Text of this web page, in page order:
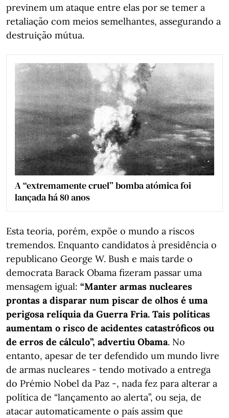
previnem um ataque entre elas por se temer a
retaliação com meios semelhantes, assegurando a
destruição mútua.
A “extremamente cruel” bomba atómica foi
lançada há 80 anos
Esta teoria, porém, expõe o mundo a riscos
tremendos. Enquanto candidatos à presidência o
republicano George W. Bush e mais tarde o
democrata Barack Obama fizeram passar uma
mensagem igual: “Manter armas nucleares
prontas a disparar num piscar de olhos é uma
perigosa relíquia da Guerra Fria. Tais políticas
aumentam o risco de acidentes catastróficos ou
de erros de cálculo”, advertiu Obama. No
entanto, apesar de ter defendido um mundo livre
de armas nucleares - tendo motivado a entrega
do Prémio Nobel da Paz -, nada fez para alterar a
política de “lançamento ao alerta”, ou seja, de
atacar automaticamente o país assim que